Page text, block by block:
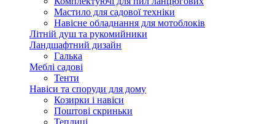
Мастило для садової техніки
Навісне обладнання для мотоблоків
Літній душ та рукомийники
Ландшафтний дизайн
Галька
Меблі садові
Тенти
Навіси та споруди для дому
Козирки і навіси
Поштові скриньки
Теплиці